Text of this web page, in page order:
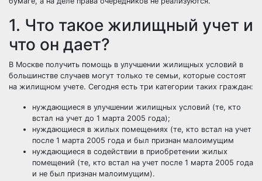
1. Что такое жилищный учет и
что он дает?
В Москве получить помощь в улучшении жилищных условий в
большинстве случаев могут только те семьи, которые состоят
на жилищном учете. Сегодня есть три категории таких граждан:
нуждающиеся в улучшении жилищных условий (те, кто
встал на учет до 1 марта 2005 года);
нуждающиеся в жилых помещениях (те, кто встал на учет
после 1 марта 2005 года и был признан малоимущим
нуждающиеся в содействии в приобретении жилых
помещений (те, кто встал на учет после 1 марта 2005 года
и не был признан малоимущим).